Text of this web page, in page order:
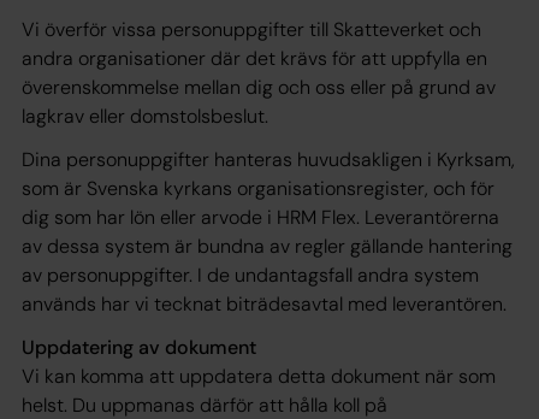
Vi överför vissa personuppgifter till Skatteverket och
andra organisationer där det krävs för att uppfylla en
överenskommelse mellan dig och oss eller på grund av
lagkrav eller domstolsbeslut.
Dina personuppgifter hanteras huvudsakligen i Kyrksam,
som är Svenska kyrkans organisationsregister, och för
dig som har lön eller arvode i HRM Flex. Leverantörerna
av dessa system är bundna av regler gällande hantering
av personuppgifter. I de undantagsfall andra system
används har vi tecknat biträdesavtal med leverantören.
Uppdatering av dokument
Vi kan komma att uppdatera detta dokument när som
helst. Du uppmanas därför att hålla koll på